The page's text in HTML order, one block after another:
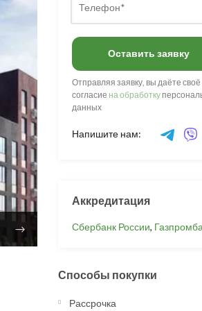
Оставить заявку
Отправляя заявку, вы даёте своё
согласие на обработку
данных
Напишите нам:
Аккредитация
Сбербанк России,
Способы покупки
Рассрочка